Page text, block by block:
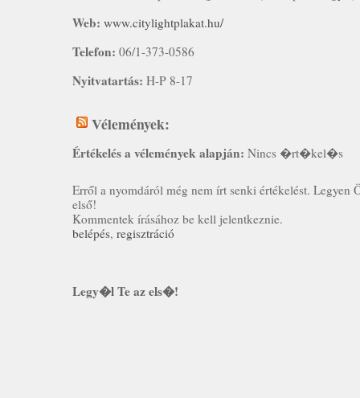
Web: www.citylightplakat.hu/
Telefon: 06/1-373-0586
Nyitvatartás: H-P 8-17
Vélemények:
Értékelés a vélemények alapján: Nincs �rt�kel�s
Erről a nyomdáról még nem írt senki értékelést. Legyen
első!
Kommentek írásához be kell jelentkeznie.
belépés, regisztráció
Legy�l Te az els�!